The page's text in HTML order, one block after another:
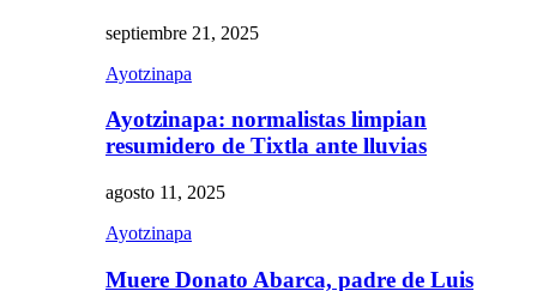
septiembre 21, 2025
Ayotzinapa
Ayotzinapa: normalistas limpian
resumidero de Tixtla ante lluvias
agosto 11, 2025
Ayotzinapa
Muere Donato Abarca, padre de Luis